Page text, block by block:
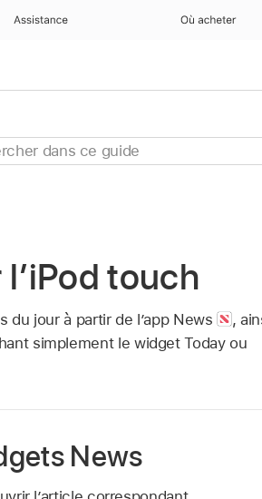
Assistance Où acheter
touch
jour à partir de l’app News ,
simplement le widget Today ou
News